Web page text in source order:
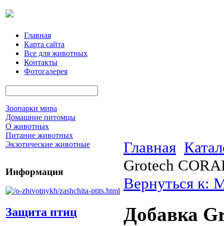
Главная
Карта сайта
Все для животных
Контакты
Фотогалерея
Зоопарки мира
Домашние питомцы
О животных
Питание животных
Экзотические животные
Информация
Защита птиц
Главная
Grotech
Вернуться к:
Добавка